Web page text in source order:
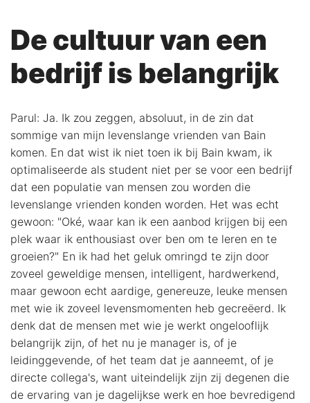
De cultuur van een
bedrijf is belangrijk
Parul: Ja. Ik zou zeggen, absoluut, in de zin dat
sommige van mijn levenslange vrienden van Bain
komen. En dat wist ik niet toen ik bij Bain kwam, ik
optimaliseerde als student niet per se voor een bedrijf
dat een populatie van mensen zou worden die
levenslange vrienden konden worden. Het was echt
gewoon: "Oké, waar kan ik een aanbod krijgen bij een
plek waar ik enthousiast over ben om te leren en te
groeien?" En ik had het geluk omringd te zijn door
zoveel geweldige mensen, intelligent, hardwerkend,
maar gewoon echt aardige, genereuze, leuke mensen
met wie ik zoveel levensmomenten heb gecreëerd. Ik
denk dat de mensen met wie je werkt ongelooflijk
belangrijk zijn, of het nu je manager is, of je
leidinggevende, of het team dat je aanneemt, of je
directe collega's, want uiteindelijk zijn zij degenen die
de ervaring van je dagelijkse werk en hoe bevredigend